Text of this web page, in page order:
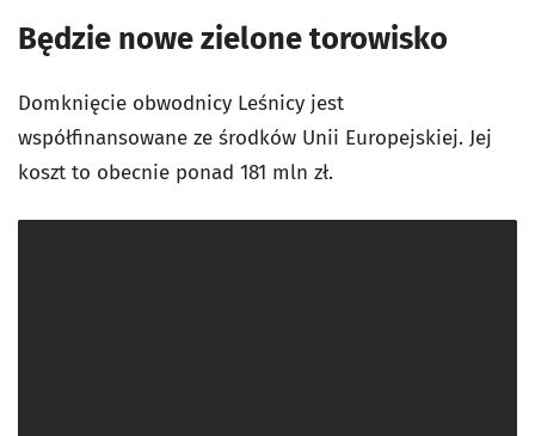
Będzie nowe zielone torowisko
Domknięcie obwodnicy Leśnicy jest
współfinansowane ze środków Unii Europejskiej. Jej
koszt to obecnie ponad 181 mln zł.